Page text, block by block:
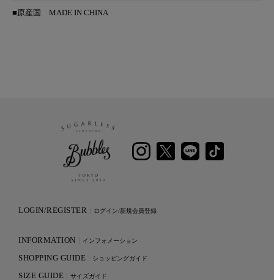
■原産国 MADE IN CHINA
LOGIN/REGISTER ログイン/新規会員登録
INFORMATION インフォメーション
SHOPPING GUIDE ショッピングガイド
SIZE GUIDE サイズガイド